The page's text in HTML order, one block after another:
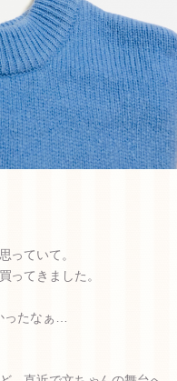
っていて。
ってきました。
ったなぁ…